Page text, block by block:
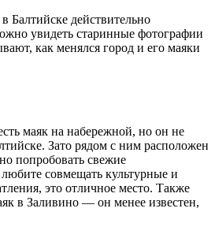
Балтийске действительно
увидеть старинные фотографии
как менялся город и его маяки
маяк на набережной, но он не
Зато рядом с ним расположен
попробовать свежие
совмещать культурные и
это отличное место. Также
в Заливино — он менее известен,